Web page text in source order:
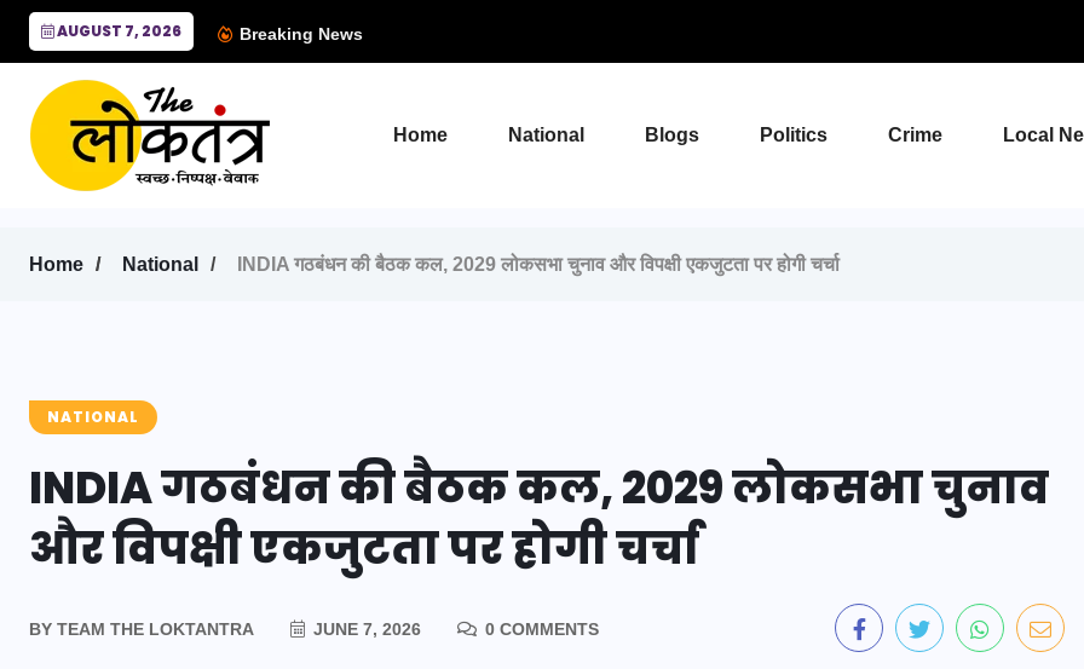
AUGUST 7, 2026 Breaking News
Home National Blogs Politics Crime Local
Home National INDIA गठबंधन की बैठक कल, 2029 लोकसभा चुनाव और विपक्षी एकजुटता पर होगी चर्चा
NATIONAL
INDIA गठबंधन की बैठक कल, 2029 लोकसभा चुनाव
और विपक्षी एकजुटता पर होगी चर्चा
BY TEAM THE LOKTANTRA JUNE 7, 2026 0 COMMENTS